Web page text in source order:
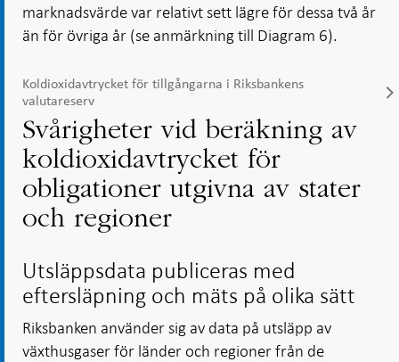
marknadsvärde var relativt sett lägre för dessa två år
än för övriga år (se anmärkning till Diagram 6).
Koldioxidavtrycket för tillgångarna i Riksbankens
valutareserv
Svårigheter vid beräkning av
koldioxidavtrycket för
obligationer utgivna av stater
och regioner
Utsläppsdata publiceras med
eftersläpning och mäts på olika sätt
Riksbanken använder sig av data på utsläpp av
växthusgaser för länder och regioner från de